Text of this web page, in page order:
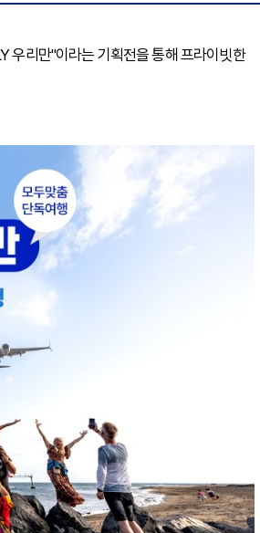
우리만"이라는 기획전을 통해 프라이빗한